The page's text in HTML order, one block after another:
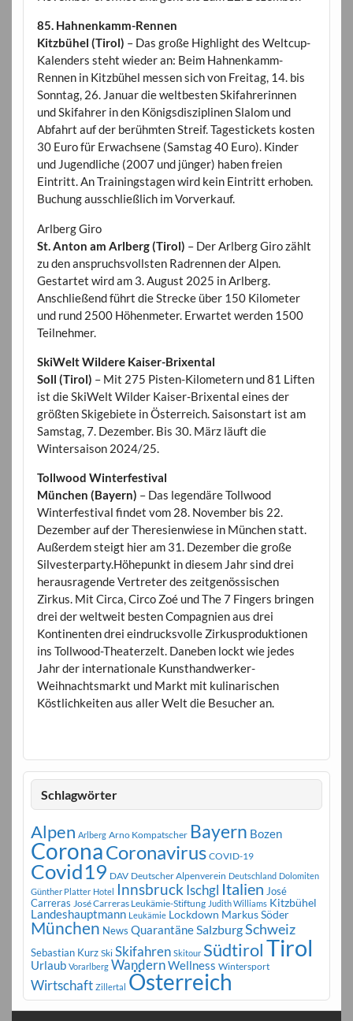
85. Hahnenkamm-Rennen
Kitzbühel (Tirol) – Das große Highlight des Weltcup-
Kalenders steht wieder an: Beim Hahnenkamm-
Rennen in Kitzbühel messen sich von Freitag, 14. bis
Sonntag, 26. Januar die weltbesten Skifahrerinnen
und Skifahrer in den Königsdisziplinen Slalom und
Abfahrt auf der berühmten Streif. Tagestickets kosten
30 Euro für Erwachsene (Samstag 40 Euro). Kinder
und Jugendliche (2007 und jünger) haben freien
Eintritt. An Trainingstagen wird kein Eintritt erhoben.
Buchung ausschließlich im Vorverkauf.
Arlberg Giro
St. Anton am Arlberg (Tirol) – Der Arlberg Giro zählt
zu den anspruchsvollsten Radrennen der Alpen.
Gestartet wird am 3. August 2025 in Arlberg.
Anschließend führt die Strecke über 150 Kilometer
und rund 2500 Höhenmeter. Erwartet werden 1500
Teilnehmer.
SkiWelt Wildere Kaiser-Brixental
Soll (Tirol) – Mit 275 Pisten-Kilometern und 81 Liften
ist die SkiWelt Wilder Kaiser-Brixental eines der
größten Skigebiete in Österreich. Saisonstart ist am
Samstag, 7. Dezember. Bis 30. März läuft die
Wintersaison 2024/25.
Tollwood Winterfestival
München (Bayern) – Das legendäre Tollwood
Winterfestival findet vom 28. November bis 22.
Dezember auf der Theresienwiese in München statt.
Außerdem steigt hier am 31. Dezember die große
Silvesterparty.Höhepunkt in diesem Jahr sind drei
herausragende Vertreter des zeitgenössischen
Zirkus. Mit Circa, Circo Zoé und The 7 Fingers bringen
drei der weltweit besten Compagnien aus drei
Kontinenten drei eindrucksvolle Zirkusproduktionen
ins Tollwood-Theaterzelt. Daneben lockt wie jedes
Jahr der internationale Kunsthandwerker-
Weihnachtsmarkt und Markt mit kulinarischen
Köstlichkeiten aus aller Welt die Besucher an.
Schlagwörter
Alpen Arlberg Arno Kompatscher Bayern Bozen
CoronaCoronavirus COVID-19
Covid19 DAV Deutscher Alpenverein Deutschland Dolomiten
Günther Platter Hotel Innsbruck Ischgl Italien José
Carreras José Carreras Leukämie-Stiftung Judith Williams Kitzbühel
Landeshauptmann Leukämie Lockdown Markus Söder
München News Quarantäne SalzburgSchweiz
Sebastian Kurz Ski Skifahren Skitour SüdtirolTirol
Urlaub Vorarlberg WandernWellness Wintersport
Wirtschaft Zillertal Österreich